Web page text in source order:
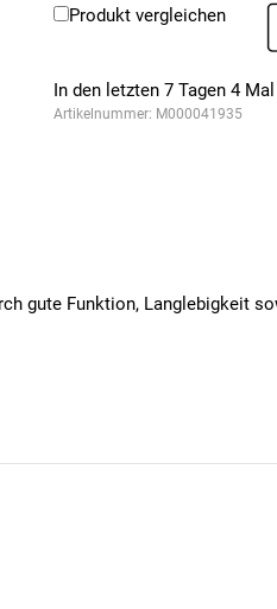
Produkt vergleichen
In den letzten 7 Tagen4Mal
Artikelnummer: M000041935
gute Funktion, Langlebigkeit